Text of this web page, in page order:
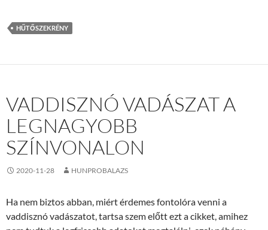
HŰTŐSZEKRÉNY
VADDISZNÓ VADÁSZAT A
LEGNAGYOBB
SZÍNVONALON
2020-11-28 HUNPROBALAZS
Ha nem biztos abban, miért érdemes fontolóra venni a
vaddisznó vadászatot, tartsa szem előtt ezt a cikket, amihez